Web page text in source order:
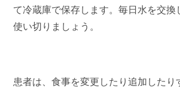
て冷蔵庫で保存します。毎日水を交換
使い切りましょう。
患者は、食事を変更したり追加したり